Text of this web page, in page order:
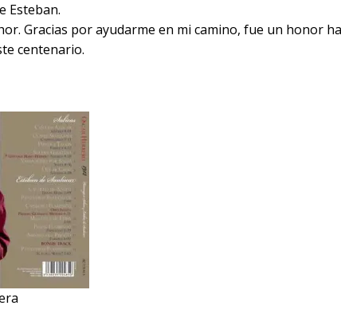
Esteban.
Gracias por ayudarme en mi camino, fue un honor
centenario.